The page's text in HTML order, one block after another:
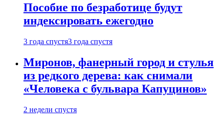
Пособие по безработице будут
индексировать ежегодно
3 года спустя3 года спустя
Миронов, фанерный город и стулья
из редкого дерева: как снимали
«Человека с бульвара Капуцинов»
2 недели спустя